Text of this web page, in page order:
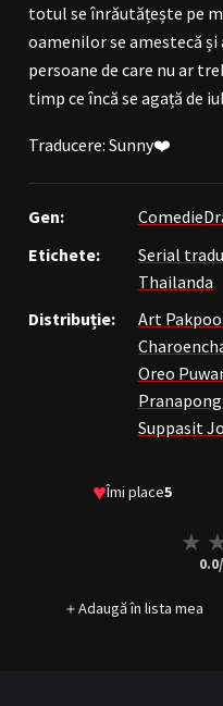
totul se înrăutățește pe
oamenilor se amestecă și
persoane de care nu ar
timp ce încă se agață de
Traducere: Sunny❤️
Gen: Comedie
Etichete:
Serial
Thailanda
Distribuție:
Art
Oreo
Suppasit
♥Îmi place5
★
0.0
＋Adaugă în lista mea